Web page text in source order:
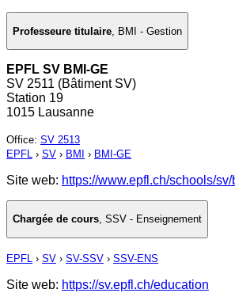
Professeure titulaire BMI - Gestion
EPFL SV BMI-GE
SV 2511 (Bâtiment SV)
Station 19
1015 Lausanne
Office: SV 2513
EPFL › SV › BMI › BMI-GE
Site web: https://www.epfl.ch/schools/sv/
Chargée de cours, SSV - Enseignement
EPFL › SV › SV-SSV › SSV-ENS
Site web: https://sv.epfl.ch/education